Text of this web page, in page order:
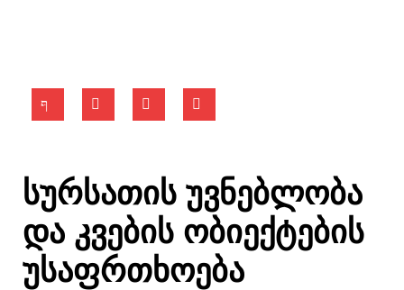
სურსათის უვნებლობა
და კვების ობიექტების
უსაფრთხოება